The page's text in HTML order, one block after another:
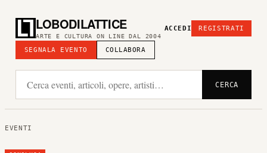
LOBODILATTICE
ARTE E CULTURA ON LINE DAL 2004
SEGNALA EVENTO COLLABORA
ACCEDI REGISTRATI
CERCA
EVENTI